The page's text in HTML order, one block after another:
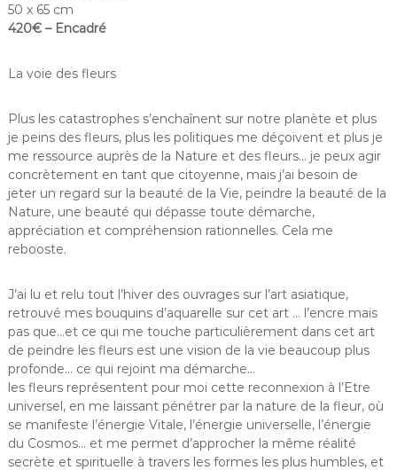
50 x 65 cm
420€ – Encadré
La voie des fleurs
Plus les catastrophes s’enchaînent sur notre planète et plus
je peins des fleurs, plus les politiques me déçoivent et plus je
me ressource auprès de la Nature et des fleurs… je peux agir
concrètement en tant que citoyenne, mais j’ai besoin de
jeter un regard sur la beauté de la Vie, peindre la beauté de la
Nature, une beauté qui dépasse toute démarche,
appréciation et compréhension rationnelles. Cela me
rebooste.
J’ai lu et relu tout l’hiver des ouvrages sur l’art asiatique,
retrouvé mes bouquins d’aquarelle sur cet art … l’encre mais
pas que…et ce qui me touche particulièrement dans cet art
de peindre les fleurs est une vision de la vie beaucoup plus
profonde… ce qui rejoint ma démarche…
les fleurs représentent pour moi cette reconnexion à l’Etre
universel, en me laissant pénétrer par la nature de la fleur, où
se manifeste l’énergie Vitale, l’énergie universelle, l’énergie
du Cosmos… et me permet d’approcher la même réalité
secrète et spirituelle à travers les formes les plus humbles, et